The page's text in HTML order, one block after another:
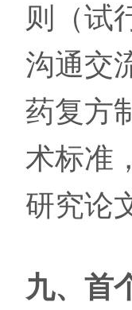
则（试
沟通交
药复方
术标准
研究论
九、首